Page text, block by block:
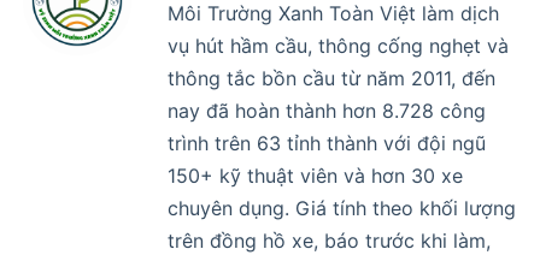
Môi Trường Xanh Toàn Việt làm dịch
vụ hút hầm cầu, thông cống nghẹt và
thông tắc bồn cầu từ năm 2011, đến
nay đã hoàn thành hơn 8.728 công
trình trên 63 tỉnh thành với đội ngũ
150+ kỹ thuật viên và hơn 30 xe
chuyên dụng. Giá tính theo khối lượng
trên đồng hồ xe, báo trước khi làm,